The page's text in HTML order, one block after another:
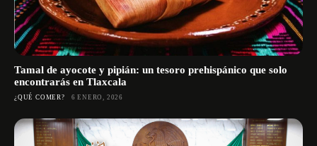
Tamal de ayocote y pipián: un tesoro prehispánico que solo
encontrarás en Tlaxcala
¿QUÉ COMER? 6 ENERO, 2026